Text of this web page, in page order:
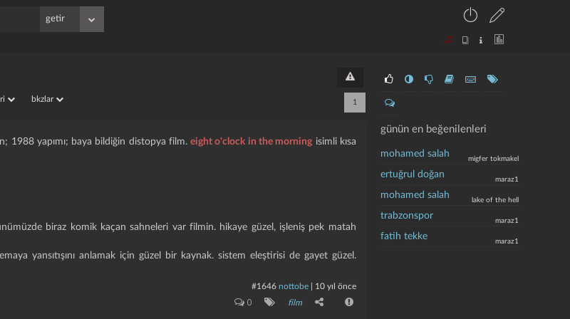
günün en beğenilenleri
mohamed salah migfer tokmakel
ertuğrul doğan maraz1
mohamed salah lake of the hell
trabzonspor maraz1
fatih tekke maraz1
bkzlar 1
1988 yapımı; baya bildiğin distopya film.eight o'clock in the morning isimli kısa
biraz komik kaçan sahneleri var filmin. hikaye güzel, işleniş pek matah
yansıtışını anlamak için güzel bir kaynak. sistem eleştirisi de gayet güzel.
#1646 nottobe| 10 yıl önce
0 film